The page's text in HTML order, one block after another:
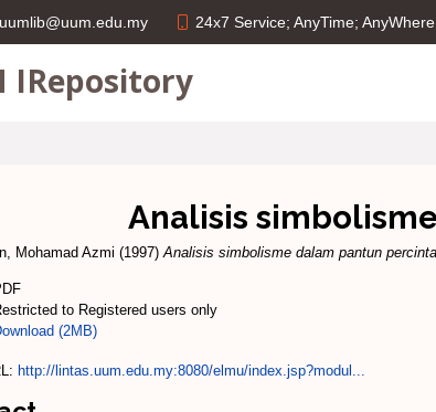
24x7 Service; AnyTime; AnyWhere
IRepository
Analisis
Mohamad Azmi (1997)Analisis simbolisme dalam pantun
to Registered users only
(2MB)
http://lintas.uum.edu.my:8080/elmu/index.jsp?modul...